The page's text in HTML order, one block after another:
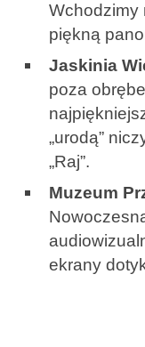
Wchodzimy
piękną
Jaskinia
poza
„urodą”
„Raj”.
Muzeum
ekrany